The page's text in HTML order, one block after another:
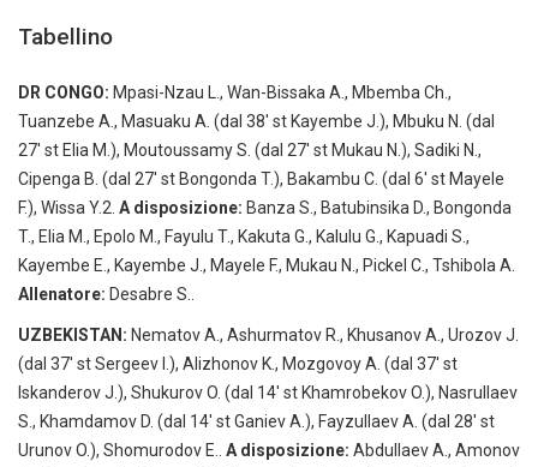
Tabellino
DR CONGO: Mpasi-Nzau L., Wan-Bissaka A., Mbemba Ch.,
Tuanzebe A., Masuaku A. (dal 38′ st Kayembe J.), Mbuku N. (dal
27′ st Elia M.), Moutoussamy S. (dal 27′ st Mukau N.), Sadiki N.,
Cipenga B. (dal 27′ st Bongonda T.), Bakambu C. (dal 6′ st Mayele
F.), Wissa Y.2. A disposizione: Banza S., Batubinsika D., Bongonda
T., Elia M., Epolo M., Fayulu T., Kakuta G., Kalulu G., Kapuadi S.,
Kayembe E., Kayembe J., Mayele F., Mukau N., Pickel C., Tshibola A.
Allenatore: Desabre S..
UZBEKISTAN: Nematov A., Ashurmatov R., Khusanov A., Urozov J.
(dal 37′ st Sergeev I.), Alizhonov K., Mozgovoy A. (dal 37′ st
Iskanderov J.), Shukurov O. (dal 14′ st Khamrobekov O.), Nasrullaev
S., Khamdamov D. (dal 14′ st Ganiev A.), Fayzullaev A. (dal 28′ st
Urunov O.), Shomurodov E.. A disposizione: Abdullaev A., Amonov